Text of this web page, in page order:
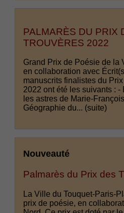
PALMARÈS DU PRIX
TROUVÈRES 2022
Grand Prix de Poésie de la
en collaboration avec
manuscrits finalistes du
2022 ont été les suivants : -
les astres de Marie-
Géographie du... (suite)
Nouveauté
Palmarès du Prix des
La Ville du Touquet-Paris-
prix de poésie, en